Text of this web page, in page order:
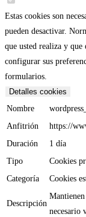
Estas cookies son
pueden desactivar.
que usted realiza y
configurar sus
formularios.
Detalles cookies
Nombre
Anfitrión
https://
Duración
1 día
Tipo
Cookies
Categoría
Cookies
Descripción
necesario